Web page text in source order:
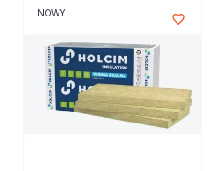
NOWY favorite_border